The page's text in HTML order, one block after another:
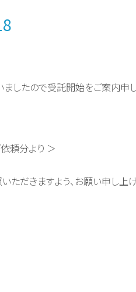
したので受託開始をご案内申
頼分より ＞
ただきますよう、お願い申し上げ